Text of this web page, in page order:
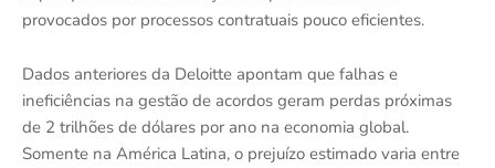
provocados por processos contratuais pouco eficientes.
Dados anteriores da Deloitte apontam que falhas e
ineficiências na gestão de acordos geram perdas próximas
de 2 trilhões de dólares por ano na economia global.
Somente na América Latina, o prejuízo estimado varia entre